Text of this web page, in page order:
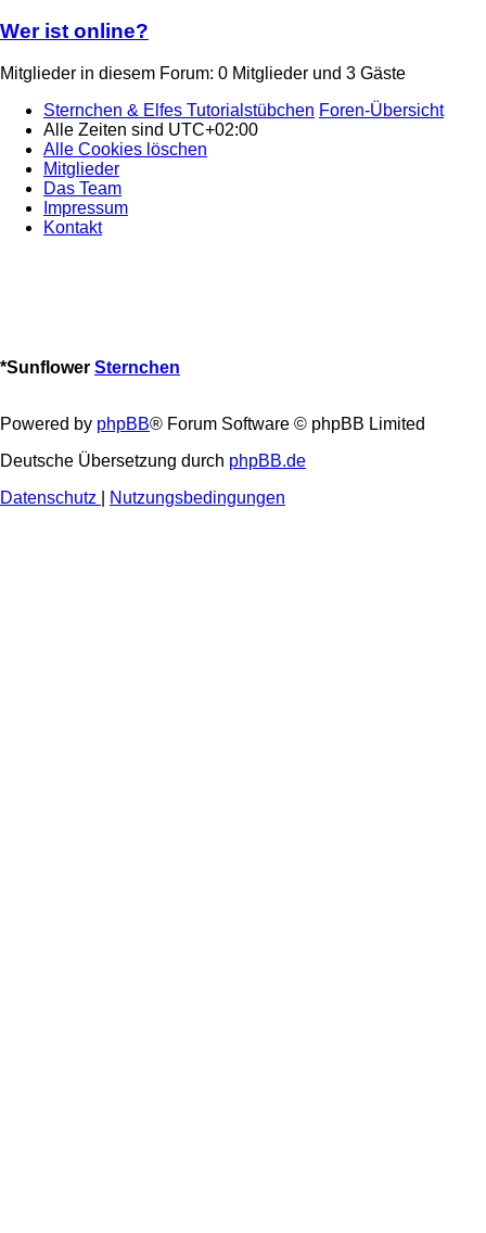
Wer ist online?
Mitglieder in diesem Forum: 0 Mitglieder und 3 Gäste
Sternchen & Elfes Tutorialstübchen Foren-Übersicht
Alle Zeiten sind UTC+02:00
Alle Cookies löschen
Mitglieder
Das Team
Impressum
Kontakt
*Sunflower Sternchen
Powered by phpBB® Forum Software © phpBB Limited
Deutsche Übersetzung durch phpBB.de
Datenschutz
Nutzungsbedingungen